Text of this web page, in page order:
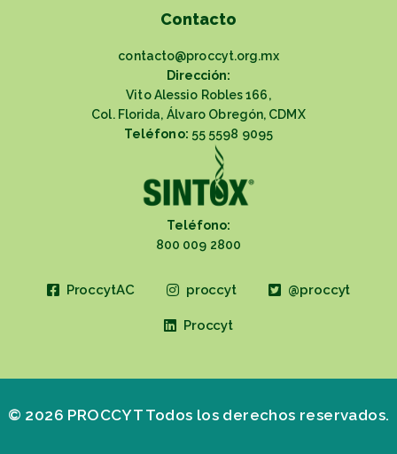
Contacto
contacto@proccyt.org.mx
Dirección:
Vito Alessio Robles 166,
Col. Florida, Álvaro Obregón, CDMX
Teléfono: 55 5598 9095
Teléfono:
800 009 2800
ProccytAC proccyt @proccyt
Proccyt
© 2026 PROCCYT Todos los derechos reservados.